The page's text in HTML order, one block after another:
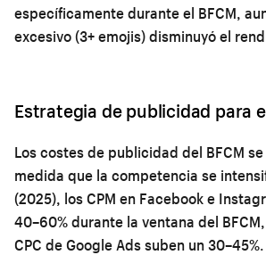
específicamente durante el BFCM,
excesivo (3+ emojis) disminuyó el
Estrategia de publicidad para
Los costes de publicidad del BFCM
medida que la competencia se
(2025), los CPM en Facebook e
40–60% durante la ventana del
CPC de Google Ads suben un